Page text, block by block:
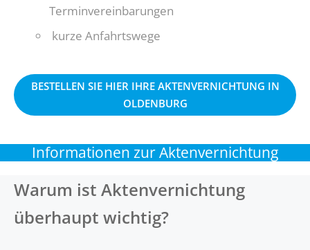
Terminvereinbarungen
kurze Anfahrtswege
BESTELLEN SIE HIER IHRE AKTENVERNICHTUNG IN
OLDENBURG
Informationen zur Aktenvernichtung
Warum ist Aktenvernichtung
überhaupt wichtig?